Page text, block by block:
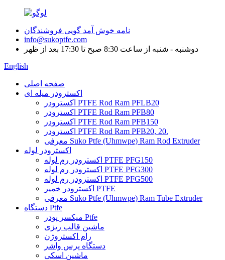
نامه خوش آمد گویی فروشندگان
info@sukoptfe.com
دوشنبه - شنبه از ساعت 8:30 صبح تا 17:30 بعد از ظهر
English
صفحه اصلی
اکسترودر میله ای
اکسترودر PTFE Rod Ram PFLB20
اکسترودر PTFE Rod Ram PFB80
اکسترودر PTFE Rod Ram PFB150
اکسترودر PTFE Rod Ram PFB20, 20.
معرفی Suko Ptfe (Uhmwpe) Ram Rod Extruder
اکسترودر لوله
اکسترودر رم لوله PTFE PFG150
اکسترودر رم لوله PTFE PFG300
اکسترودر رم لوله PTFE PFG500
اکسترودر خمیر PTFE
معرفی Suko Ptfe (Uhmwpe) Ram Tube Extruder
دستگاه Ptfe
میکسر پودر Ptfe
ماشین قالب ریزی
رام اکستروژن
دستگاه پرس واشر
ماشین اسکی